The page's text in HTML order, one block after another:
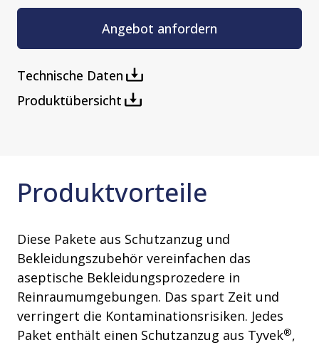
Angebot anfordern
Technische Daten
Produktübersicht
Produktvorteile
Diese Pakete aus Schutzanzug und
Bekleidungszubehör vereinfachen das
aseptische Bekleidungsprozedere in
Reinraumumgebungen. Das spart Zeit und
verringert die Kontaminationsrisiken. Jedes
Paket enthält einen Schutzanzug aus Tyvek®,